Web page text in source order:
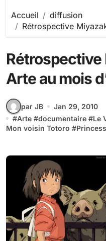
Accueil
diffusion
Rétrospective
Arte au mois
par JB
Jan 29, 2010
#Arte #documentaire #Le
Mon voisin Totoro #